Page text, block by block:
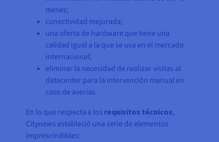
meses;
conectividad mejorada;
una oferta de hardware que tiene una
calidad igual a la que se usa en el mercado
internacional;
eliminar la necesidad de realizar visitas al
datacenter para la intervención manual en
caso de averías.
En lo que respecta a los requisitos técnicos,
Citynews estableció una serie de elementos
imprescindibles: